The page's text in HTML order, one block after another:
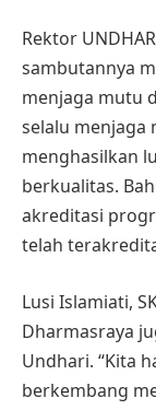
Rektor
sambutannya
menjaga mutu
selalu menjaga
menghasilkan
berkualitas.
akreditasi
telah
Lusi Islamiati,
Dharmasraya
Undhari. “Kita
berkembang